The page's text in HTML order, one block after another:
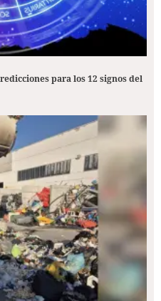
para los 12 signos del